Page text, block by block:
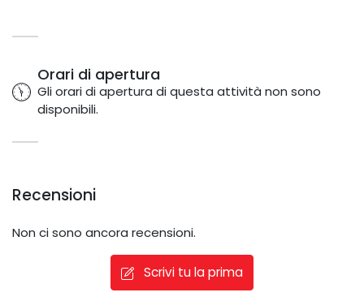
Orari di apertura
Gli orari di apertura di questa attività non sono
disponibili.
Recensioni
Non ci sono ancora recensioni.
Scrivi tu la prima